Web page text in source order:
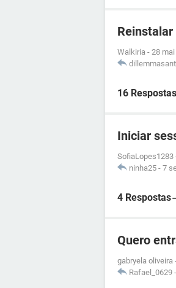
Walkiria - 28
16 Respostas
Iniciar
SofiaLopes1283
ninha25 - 7
4 Respostas
Quero
gabryela oliveira
Rafael_0629 -